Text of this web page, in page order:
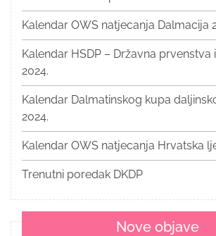
Kalendar OWS natjecanja Dalmacija
Kalendar HSDP – Državna prvenstva
2024.
Kalendar Dalmatinskog kupa
2024.
Kalendar OWS natjecanja Hrvatska
Trenutni poredak DKDP
Nove objave